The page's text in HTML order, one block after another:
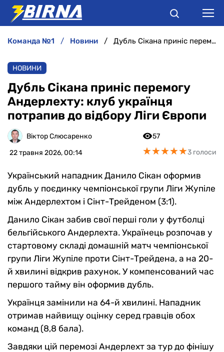
АНАЛІТИКА
ІНТЕРВ'Ю
РІЗНЕ
БУКМЕКЕРИ
команда №1 новини Дубль Сікана приніс перемогу Андерлехту: клуб українця потрапив до відбору Ліги Європи
НОВИНИ
Дубль Сікана приніс перемогу
Андерлехту: клуб українця
потрапив до відбору Ліги Європи
Віктор Слюсаренко
22 травня 2026, 00:14
57
★★★★★
★★★★★3 голоси
Український нападник Данило Сікан оформив
дубль у поєдинку чемпіонської групи Ліги Жупіле
між Андерлехтом і Сінт-Трейденом (3:1).
Данило Сікан забив свої перші голи у футболці
бельгійського Андерлехта. Українець розпочав у
стартовому складі домашній матч чемпіонської
групи Ліги Жупіле проти Сінт-Трейдена, а на 20-
й хвилині відкрив рахунок. У компенсований час
першого тайму він оформив дубль.
Українця замінили на 64-й хвилині. Нападник
отримав найвищу оцінку серед гравців обох
команд (8,8 бала).
Завдяки цій перемозі Андерлехт за тур до фінішу